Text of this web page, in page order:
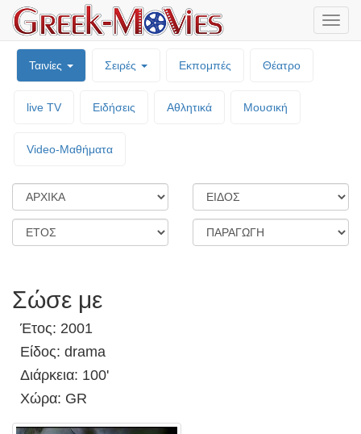
Ταινίες Σειρές Εκπομπές Θέατρο
live TV Ειδήσεις Αθλητικά Μουσική
Video-Mαθήματα
Σώσε με
Έτος: 2001
Είδος: drama
Διάρκεια: 100'
Χώρα: GR